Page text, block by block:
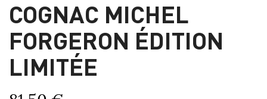
COGNAC MICHEL
FORGERON ÉDITION
LIMITÉE